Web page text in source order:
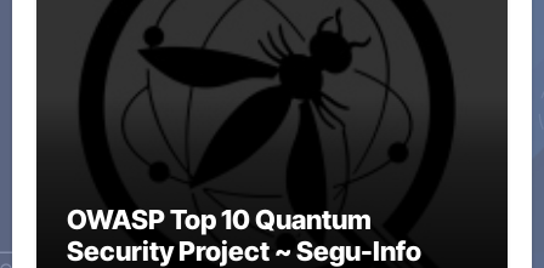
OWASP Top 10 Quantum
Security Project ~ Segu-Info